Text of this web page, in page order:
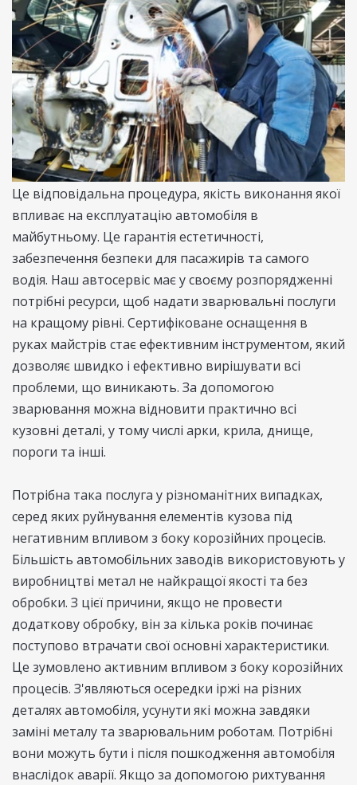
Це відповідальна процедура, якість виконання якої
впливає на експлуатацію автомобіля в
майбутньому. Це гарантія естетичності,
забезпечення безпеки для пасажирів та самого
водія. Наш автосервіс має у своєму розпорядженні
потрібні ресурси, щоб надати зварювальні послуги
на кращому рівні. Сертифіковане оснащення в
руках майстрів стає ефективним інструментом, який
дозволяє швидко і ефективно вирішувати всі
проблеми, що виникають. За допомогою
зварювання можна відновити практично всі
кузовні деталі, у тому числі арки, крила, днище,
пороги та інші.
Потрібна така послуга у різноманітних випадках,
серед яких руйнування елементів кузова під
негативним впливом з боку корозійних процесів.
Більшість автомобільних заводів використовують у
виробництві метал не найкращої якості та без
обробки. З цієї причини, якщо не провести
додаткову обробку, він за кілька років починає
поступово втрачати свої основні характеристики.
Це зумовлено активним впливом з боку корозійних
процесів. З'являються осередки іржі на різних
деталях автомобіля, усунути які можна завдяки
заміні металу та зварювальним роботам. Потрібні
вони можуть бути і після пошкодження автомобіля
внаслідок аварії. Якщо за допомогою рихтування